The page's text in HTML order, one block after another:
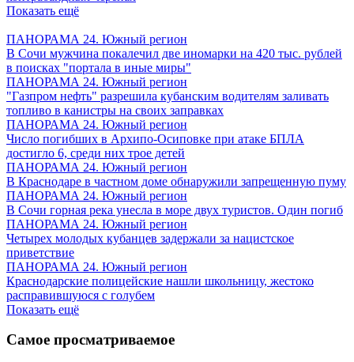
Показать ещё
ПАНОРАМА 24. Южный регион
В Сочи мужчина покалечил две иномарки на 420 тыс. рублей
в поисках "портала в иные миры"
ПАНОРАМА 24. Южный регион
"Газпром нефть" разрешила кубанским водителям заливать
топливо в канистры на своих заправках
ПАНОРАМА 24. Южный регион
Число погибших в Архипо-Осиповке при атаке БПЛА
достигло 6, среди них трое детей
ПАНОРАМА 24. Южный регион
В Краснодаре в частном доме обнаружили запрещенную пуму
ПАНОРАМА 24. Южный регион
В Сочи горная река унесла в море двух туристов. Один погиб
ПАНОРАМА 24. Южный регион
Четырех молодых кубанцев задержали за нацистское
приветствие
ПАНОРАМА 24. Южный регион
Краснодарские полицейские нашли школьницу, жестоко
расправившуюся с голубем
Показать ещё
Самое просматриваемое